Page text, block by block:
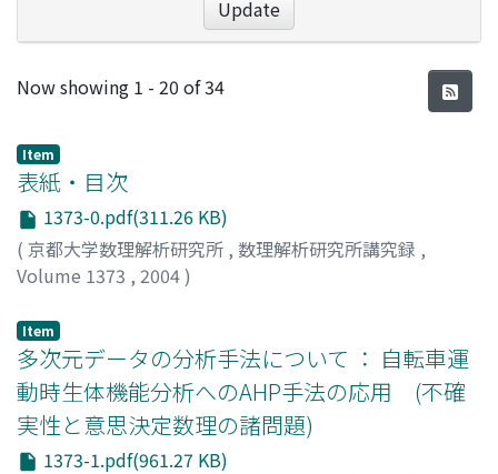
Update
Recent Submissions
Now showing 1 - 20 of 34
Item
表紙・目次
1373-0.pdf(311.26 KB)
( 京都大学数理解析研究所 , 数理解析研究所講究録 ,
Volume 1373 , 2004)
Item
多次元データの分析手法について ： 自転車運
動時生体機能分析へのAHP手法の応用 (不確
実性と意思決定数理の諸問題)
1373-1.pdf(961.27 KB)